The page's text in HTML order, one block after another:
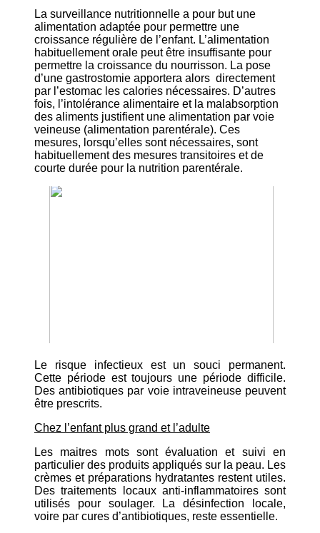
La surveillance nutritionnelle a pour but une
alimentation adaptée pour permettre une
croissance régulière de l’enfant. L’alimentation
habituellement orale peut être insuffisante pour
permettre la croissance du nourrisson. La pose
d’une gastrostomie apportera alors directement
par l’estomac les calories nécessaires. D’autres
fois, l’intolérance alimentaire et la malabsorption
des aliments justifient une alimentation par voie
veineuse (alimentation parentérale). Ces
mesures, lorsqu’elles sont nécessaires, sont
habituellement des mesures transitoires et de
courte durée pour la nutrition parentérale.
Le risque infectieux est un souci permanent.
Cette période est toujours une période difficile.
Des antibiotiques par voie intraveineuse peuvent
être prescrits.
Chez l’enfant plus grand et l’adulte
Les maitres mots sont évaluation et suivi en
particulier des produits appliqués sur la peau. Les
crèmes et préparations hydratantes restent utiles.
Des traitements locaux anti-inflammatoires sont
utilisés pour soulager. La désinfection locale,
voire par cures d’antibiotiques, reste essentielle.